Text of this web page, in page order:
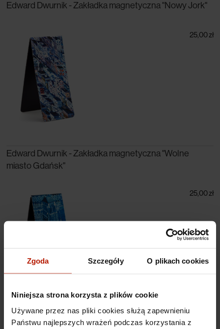
Zgoda Szczegóły O plikach cookies
Niniejsza strona korzysta z plików cookie
Używane przez nas pliki cookies służą zapewnieniu
Państwu najlepszych wrażeń podczas korzystania z
Edward Dwurnik - Zakładka magnetyczna "Nowy Jork"
25,00 zł
Edward Dwurnik - Zakładka magnetyczna "Wolne
miasto Gdańsk"
25,00 zł
Edward Dwurnik - Zakładka magnetyczna "Wrocław"